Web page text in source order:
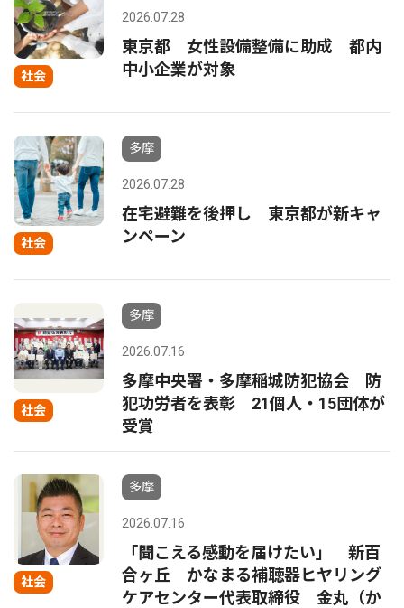
社会
2026.07.28
東京都 女性設備整備に助成 都内
中小企業が対象
社会
多摩
2026.07.28
在宅避難を後押し 東京都が新キャ
ンペーン
社会
多摩
2026.07.16
多摩中央署・多摩稲城防犯協会 防
犯功労者を表彰 21個人・15団体が
受賞
社会
多摩
2026.07.16
「聞こえる感動を届けたい」 新百
合ヶ丘 かなまる補聴器ヒヤリング
ケアセンター代表取締役 金丸（か